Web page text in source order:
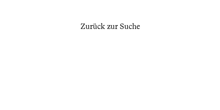
Zurück zur Suche